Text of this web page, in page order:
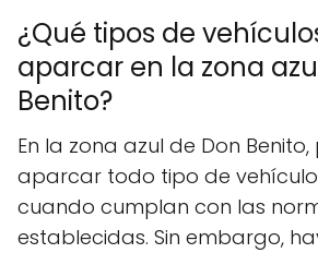
¿Qué tipos de
aparcar en la zona
Benito?
En la zona azul de Don
aparcar todo tipo de
cuando cumplan con las
establecidas. Sin embargo,